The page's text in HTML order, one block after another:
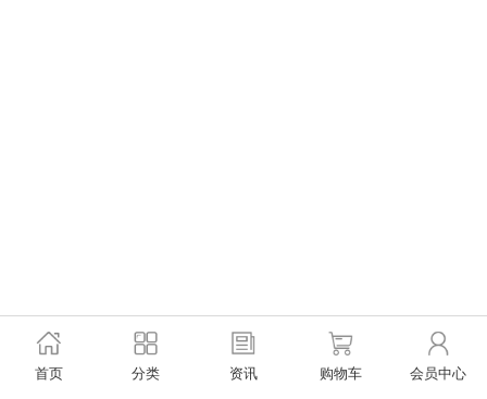
首页 分类 资讯 购物车 会员中心